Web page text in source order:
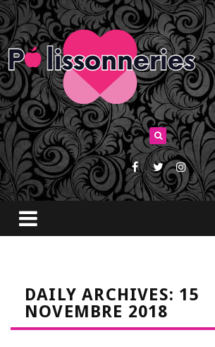
DAILY ARCHIVES: 15
NOVEMBRE 2018